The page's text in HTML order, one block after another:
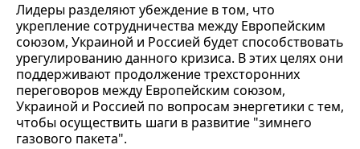
Лидеры разделяют убеждение в том, что
укрепление сотрудничества между Европейским
союзом, Украиной и Россией будет способствовать
урегулированию данного кризиса. В этих целях они
поддерживают продолжение трехсторонних
переговоров между Европейским союзом,
Украиной и Россией по вопросам энергетики с тем,
чтобы осуществить шаги в развитие "зимнего
газового пакета".